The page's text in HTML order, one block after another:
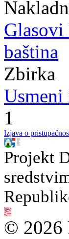
baština
Zbirka
1
Izjava o
Projekt
© 2026